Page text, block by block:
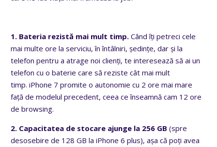
1. Bateria rezistă mai mult timp.Când îți petreci cele
mai multe ore la serviciu, în întâlniri, ședințe, dar și la
telefon pentru a atrage noi clienți, te interesează să ai un
telefon cu o baterie care să reziste cât mai mult
timp. iPhone 7 promite o autonomie cu 2 ore mai mare
față de modelul precedent, ceea ce înseamnă cam 12 ore
de browsing.
2. Capacitatea de stocare ajunge la 256 GB (spre
desosebire de 128 GB la iPhone 6 plus), așa că poți avea